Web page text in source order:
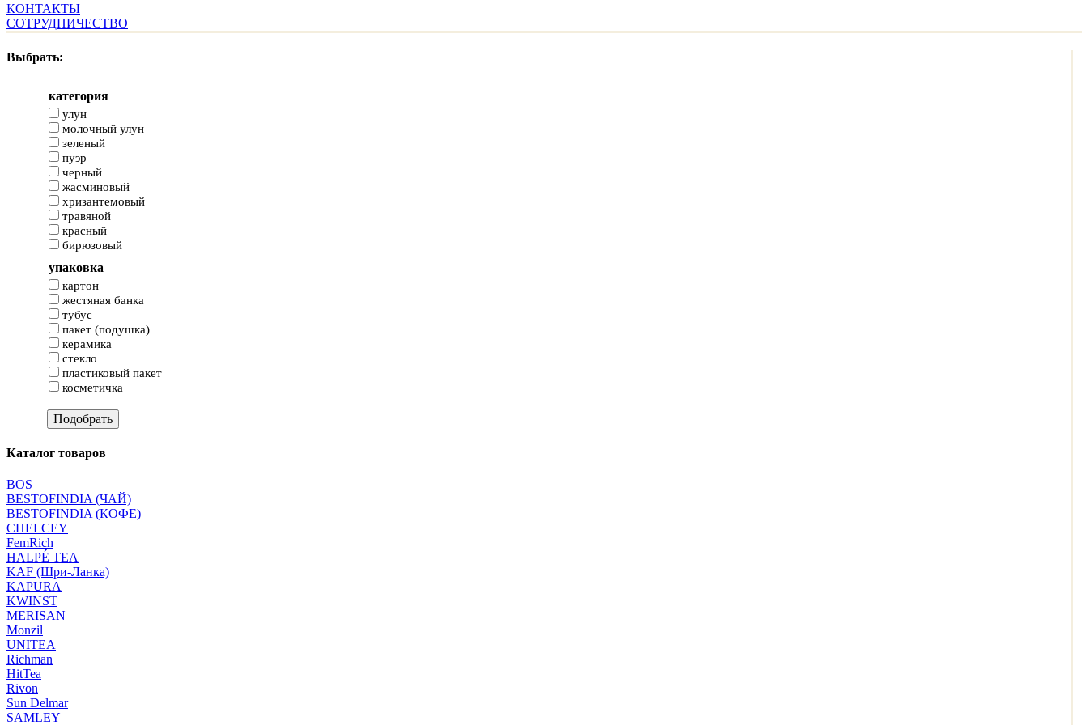
КОНТАКТЫ
СОТРУДНИЧЕСТВО
Выбрать:
категория
улун
молочный улун
зеленый
пуэр
черный
жасминовый
хризантемовый
травяной
красный
бирюзовый
упаковка
картон
жестяная банка
тубус
пакет (подушка)
керамика
стекло
пластиковый пакет
косметичка
Каталог товаров
BOS
BESTOFINDIA (ЧАЙ)
BESTOFINDIA (КОФЕ)
CHELCEY
FemRich
HALPÉ TEA
KAF (Шри-Ланка)
KAPURA
KWINST
MERISAN
Monzil
UNITEA
Richman
HitTea
Rivon
Sun Delmar
SAMLEY